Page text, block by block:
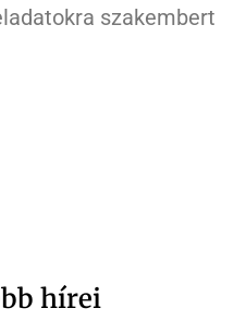
szakembert
hírei